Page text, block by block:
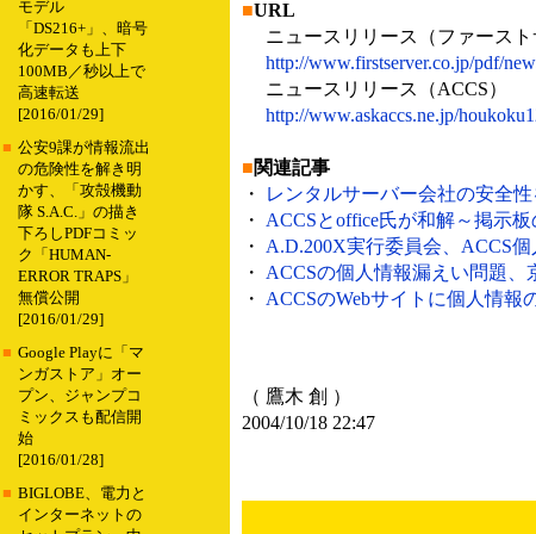
モデル
「DS216+」、暗号
化データも上下
100MB／秒以上で
高速転送
[2016/01/29]
■ 公安9課が情報流出
の危険性を解き明
かす、「攻殻機動
隊 S.A.C.」の描き
下ろしPDFコミッ
ク「HUMAN-
ERROR TRAPS」
無償公開
[2016/01/29]
■ Google Playに「マ
ンガストア」オー
プン、ジャンプコ
ミックスも配信開
始
[2016/01/28]
■ BIGLOBE、電力と
インターネットの
■URL
ニュースリリース（ファースト
http://www.firstserver.co.jp/pdf/
ニュースリリース（ACCS）
http://www.askaccs.ne.jp/
■関連記事
・
レンタルサーバー会社の安全性
・ ACCSとoffice氏が和解～掲示板
・ A.D.200X実行委員会、ACCS個
・ ACCSの個人情報漏えい問題、
・ ACCSのWebサイトに個人情報
（ 鷹木 創 ）
2004/10/18 22:47